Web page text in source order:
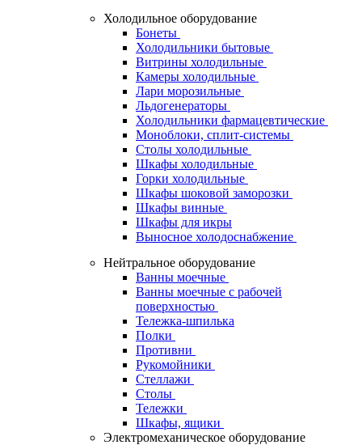
Холодильное оборудование
Бонеты
Холодильники бытовые
Витрины холодильные
Камеры холодильные
Лари морозильные
Льдогенераторы
Холодильники фармацевтические
Моноблоки, сплит-системы
Столы холодильные
Шкафы холодильные
Горки холодильные
Шкафы шоковой заморозки
Шкафы винные
Шкафы для икры
Выносное холодоснабжение
Нейтральное оборудование
Ванны моечные
Ванны моечные с рабочей
поверхностью
Тележка-шпилька
Полки
Противни
Рукомойники
Стеллажи
Столы
Тележки
Шкафы, ящики
Электромеханическое оборудование